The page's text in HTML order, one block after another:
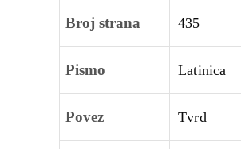
Broj strana 435
Pismo Latinica
Povez Tvrd